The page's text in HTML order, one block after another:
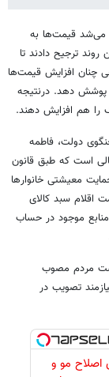
می‌شد قیمت‌ها به
ترجیح دادند تا
چنان افزایش قیمت‌ها
پوشش دهد. درنتیجه
را هم افزایش دهند.
دولت، فاطمه
است که طبق قانون
معیشتی خانوارها
اقلام سبد کالای
موجود در حساب
مردم مصوب
نیازمند تصویب در
اصلاح مو و